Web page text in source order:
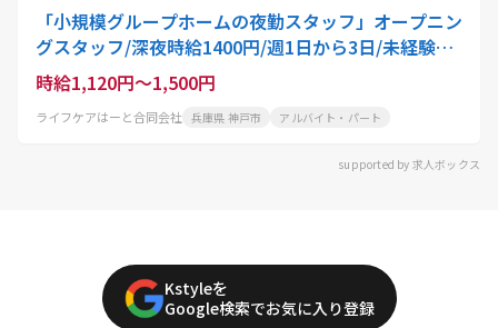
「小規模グループホームの夜勤スタッフ」オープニン
グスタッフ/深夜時給1400円/週1日から3日/未経験・
無資格OK
時給1,120円～1,500円
ライフケアはーと合同会社 兵庫県 神戸市 アルバイト・パート
supported by 求人ボックス
Kstyleを
Google検索でお気に入り登録